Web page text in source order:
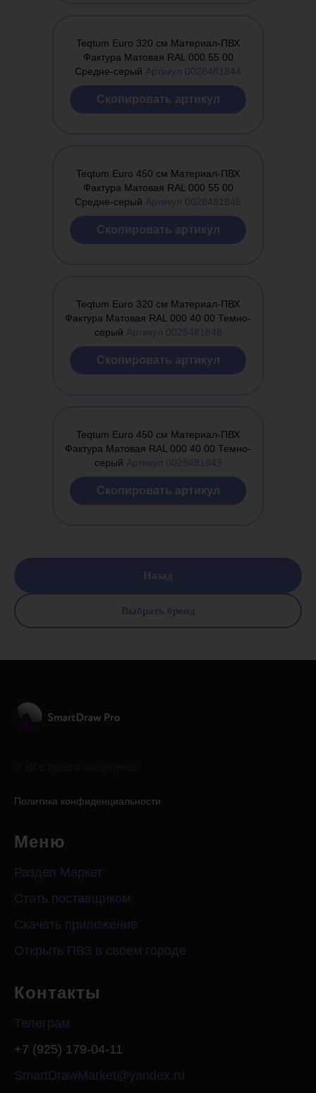
Teqtum Euro 320 см Материал-ПВХ
Фактура Матовая RAL 000 55 00
Средне-серый Артикул 0028481844
Cкопировать артикул
Teqtum Euro 450 см Материал-ПВХ
Фактура Матовая RAL 000 55 00
Средне-серый Артикул 0028481845
Cкопировать артикул
Teqtum Euro 320 см Материал-ПВХ
Фактура Матовая RAL 000 40 00 Темно-
серый Артикул 0028481848
Cкопировать артикул
Teqtum Euro 450 см Материал-ПВХ
Фактура Матовая RAL 000 40 00 Темно-
серый Артикул 0028481849
Cкопировать артикул
Назад
Выбрать бренд
Политика конфиденциальности
Меню
Раздел Маркет
Стать поставщиком
Скачать приложение
Открыть ПВЗ в своем городе
Контакты
Телеграм
+7 (925) 179-04-11
SmartDrawMarket@yandex.ru